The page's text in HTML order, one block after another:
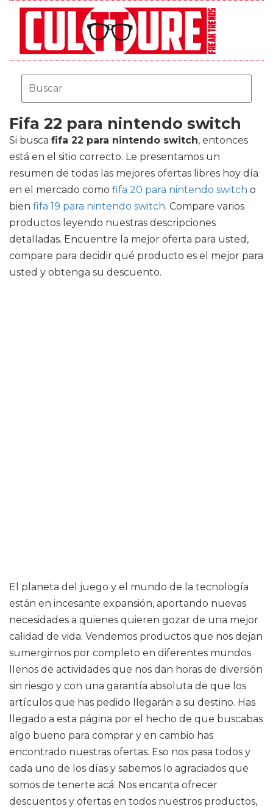
Fifa 22 para nintendo switch
Si busca fifa 22 para nintendo switch, entonces
está en el sitio correcto. Le presentamos un
resumen de todas las mejores ofertas libres hoy día
en el mercado como fifa 20 para nintendo switch o
bien fifa 19 para nintendo switch. Compare varios
productos leyendo nuestras descripciones
detalladas. Encuentre la mejor oferta para usted,
compare para decidir qué producto es el mejor para
usted y obtenga su descuento.
El planeta del juego y el mundo de la tecnología
están en incesante expansión, aportando nuevas
necesidades a quienes quieren gozar de una mejor
calidad de vida. Vendemos productos que nos dejan
sumergirnos por completo en diferentes mundos
llenos de actividades que nos dan horas de diversión
sin riesgo y con una garantía absoluta de que los
artículos que has pedido llegarán a su destino. Has
llegado a esta página por el hecho de que buscabas
algo bueno para comprar y en cambio has
encontrado nuestras ofertas. Eso nos pasa todos y
cada uno de los días y sabemos lo agraciados que
somos de tenerte acá. Nos encanta ofrecer
descuentos y ofertas en todos nuestros productos,